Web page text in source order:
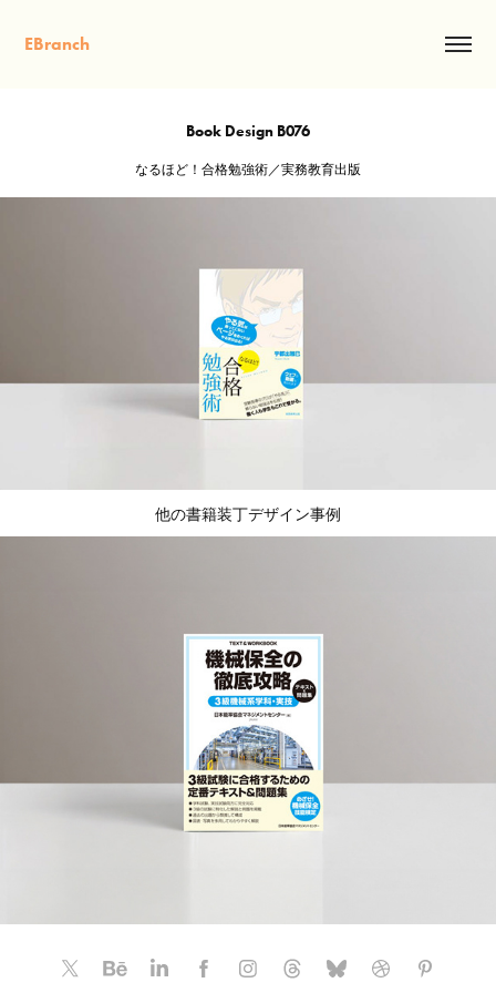
EBranch
Book Design B076
なるほど！合格勉強術／実務教育出版
他の書籍装丁デザイン事例